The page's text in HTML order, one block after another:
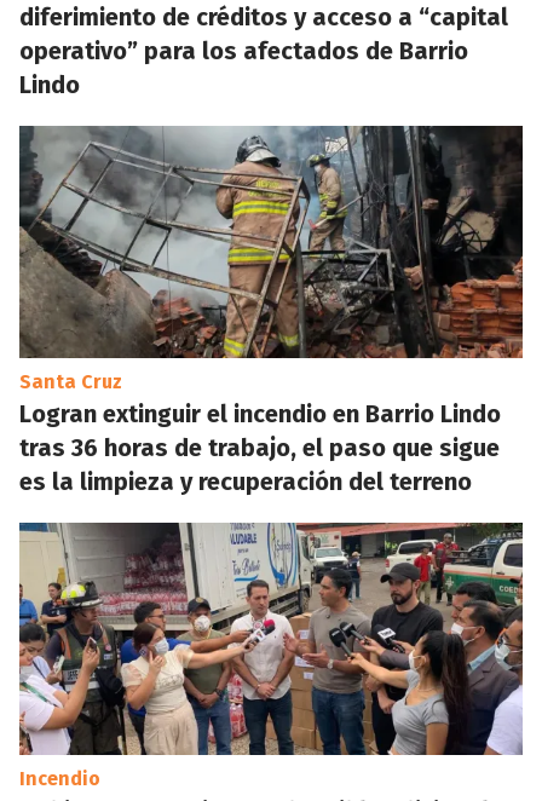
diferimiento de créditos y acceso a “capital
operativo” para los afectados de Barrio
Lindo
Santa Cruz
Logran extinguir el incendio en Barrio Lindo
tras 36 horas de trabajo, el paso que sigue
es la limpieza y recuperación del terreno
Incendio